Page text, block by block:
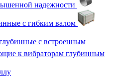
надежности
с гибким валом
с встроенным
к вибраторам глубинным